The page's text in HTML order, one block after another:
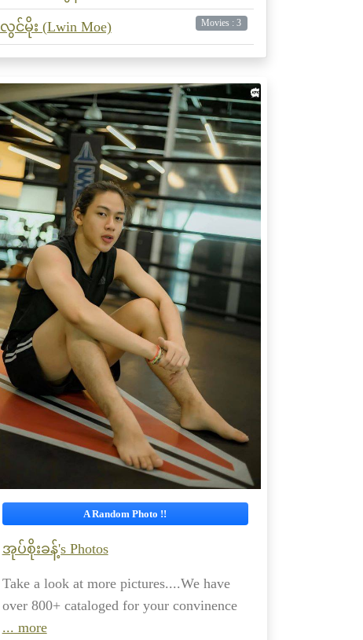
လွင်မိုး (Lwin Moe) Movies : 3
A Random Photo !!
အုပ်စိုးခန့်'s Photos
Take a look at more pictures....We have
over 800+ cataloged for your convinence
... more